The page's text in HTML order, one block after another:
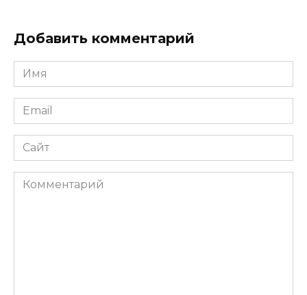
Добавить комментарий
Имя
*
Email
*
Сайт
Комментарий